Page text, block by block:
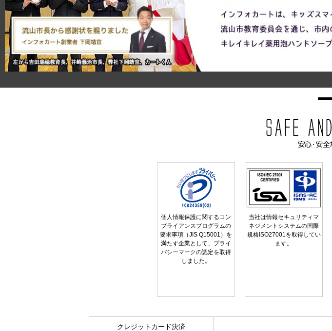
個人情報保護に関するコン
プライアンスプログラムの
要求事項（JIS Q15001）を
満たす企業として、プライ
バシーマークの認定を取得
しました。
当社は情報セキュリティマ
ネジメントシステムの国際
規格ISO27001を取得してい
ます。
クレジットカード決済